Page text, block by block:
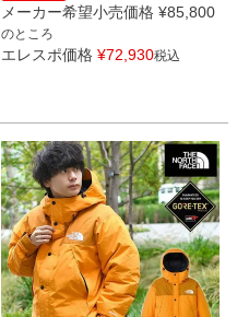
メーカー希望小売価格 ¥85,800
のところ
エレスポ価格 ¥72,930税込